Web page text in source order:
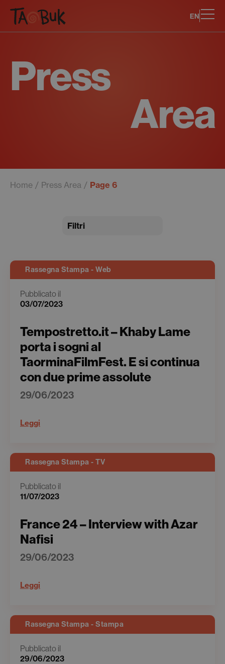
EN
Press
Area
Home Press Area Page 6
Filtri
Rassegna Stampa - Web
Pubblicato il
03/07/2023
Tempostretto.it – Khaby Lame
porta i sogni al
TaorminaFilmFest. E si continua
con due prime assolute
29/06/2023
Leggi
Rassegna Stampa - TV
Pubblicato il
11/07/2023
France 24 – Interview with Azar
Nafisi
29/06/2023
Leggi
Rassegna Stampa - Stampa
Pubblicato il
29/06/2023